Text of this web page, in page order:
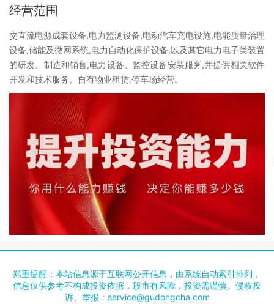
经营范围
交直流电源成套设备,电力监测设备,电动汽车充电设施,电能质量治理
设备,储能及微网系统,电力自动化保护设备,以及其它电力电子类装置
的研发、制造和销售,电力设备、监控设备安装服务,并提供相关软件
开发和技术服务。自有物业租赁,停车场经营。
郑重提醒：本站信息源于互联网公开信息，由系统自动索引排列，
信息仅供参考不构成投资依据，股市有风险，投资需谨慎。侵权投
诉、举报： service@gudongcha.com